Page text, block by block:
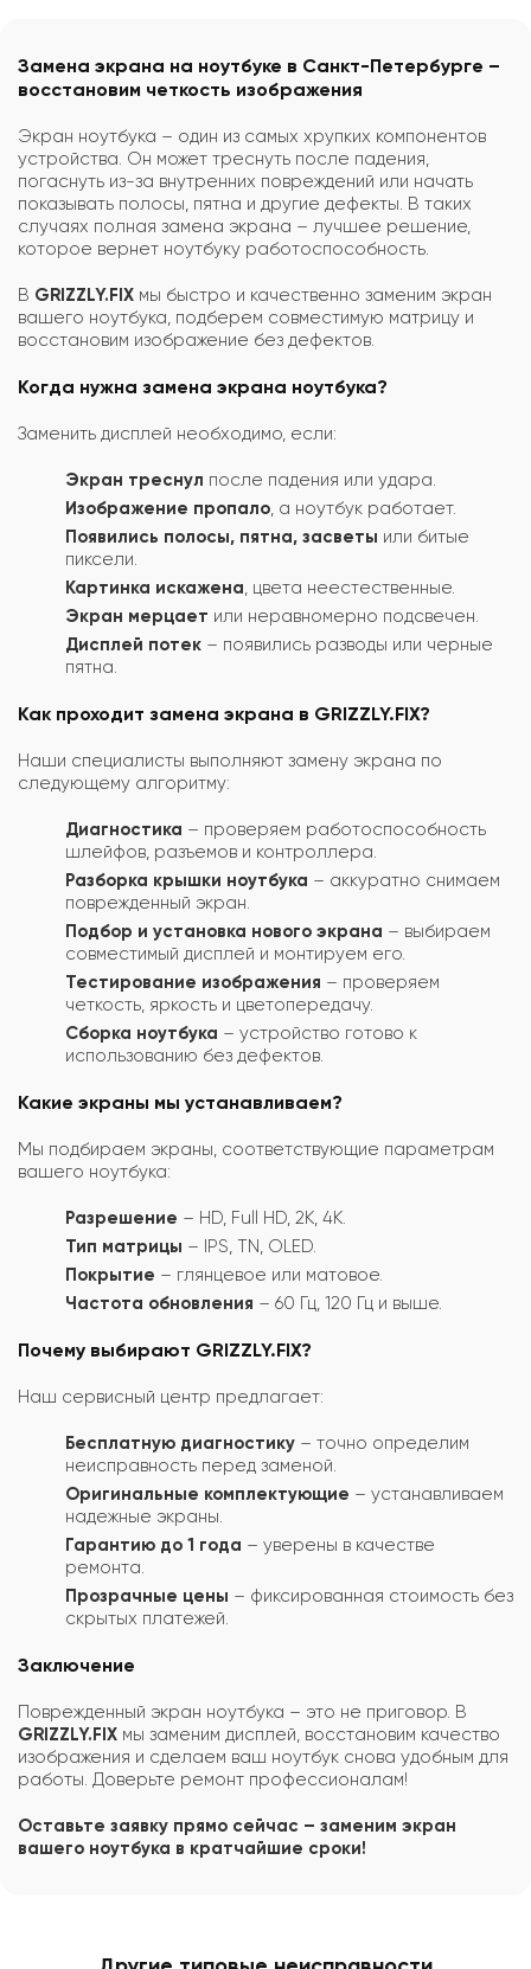
Замена экрана на ноутбуке в Санкт-Петербурге –
восстановим четкость изображения
Экран ноутбука – один из самых хрупких компонентов
устройства. Он может треснуть после падения,
погаснуть из-за внутренних повреждений или начать
показывать полосы, пятна и другие дефекты. В таких
случаях полная замена экрана – лучшее решение,
которое вернет ноутбуку работоспособность.
В GRIZZLY.FIX мы быстро и качественно заменим экран
вашего ноутбука, подберем совместимую матрицу и
восстановим изображение без дефектов.
Когда нужна замена экрана ноутбука?
Заменить дисплей необходимо, если:
Экран треснул после падения или удара.
Изображение пропало , а ноутбук работает.
Появились полосы, пятна, засветы или битые
пиксели.
Картинка искажена , цвета неестественные.
Экран мерцает или неравномерно подсвечен.
Дисплей потек – появились разводы или черные
пятна.
Как проходит замена экрана в GRIZZLY.FIX?
Наши специалисты выполняют замену экрана по
следующему алгоритму:
Диагностика – проверяем работоспособность
шлейфов, разъемов и контроллера.
Разборка крышки ноутбука – аккуратно снимаем
поврежденный экран.
Подбор и установка нового экрана – выбираем
совместимый дисплей и монтируем его.
Тестирование изображения – проверяем
четкость, яркость и цветопередачу.
Сборка ноутбука – устройство готово к
использованию без дефектов.
Какие экраны мы устанавливаем?
Мы подбираем экраны, соответствующие параметрам
вашего ноутбука:
Разрешение – HD, Full HD, 2K, 4K.
Тип матрицы – IPS, TN, OLED.
Покрытие – глянцевое или матовое.
Частота обновления – 60 Гц, 120 Гц и выше.
Почему выбирают GRIZZLY.FIX?
Наш сервисный центр предлагает:
Бесплатную диагностику – точно определим
неисправность перед заменой.
Оригинальные комплектующие – устанавливаем
надежные экраны.
Гарантию до 1 года – уверены в качестве
ремонта.
Прозрачные цены – фиксированная стоимость без
скрытых платежей.
Заключение
Поврежденный экран ноутбука – это не приговор. В
GRIZZLY.FIX мы заменим дисплей, восстановим качество
изображения и сделаем ваш ноутбук снова удобным для
работы. Доверьте ремонт профессионалам!
Оставьте заявку прямо сейчас – заменим экран
вашего ноутбука в кратчайшие сроки!